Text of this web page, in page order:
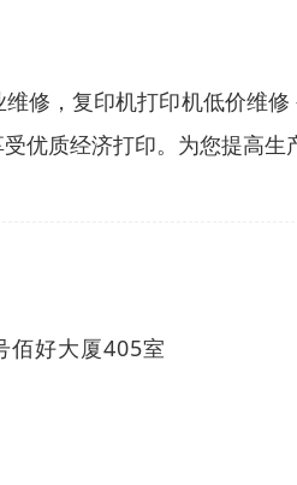
修，复印机打印机低价维
优质经济打印。为您提高生
佰好大厦405室